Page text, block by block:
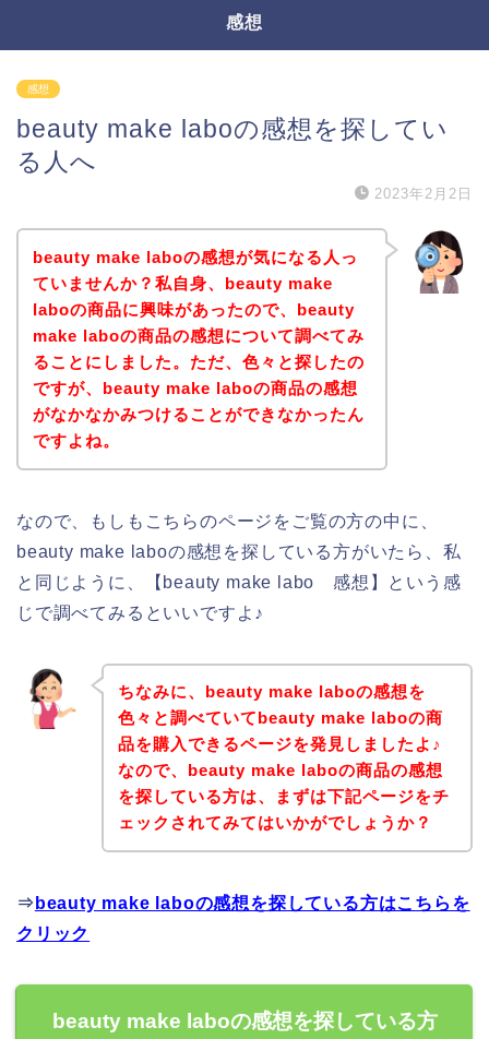
感想
感想
beauty make laboの感想を探してい
る人へ
2023年2月2日
beauty make laboの感想が気になる人っ
ていませんか？私自身、beauty make
laboの商品に興味があったので、beauty
make laboの商品の感想について調べてみ
ることにしました。ただ、色々と探したの
ですが、beauty make laboの商品の感想
がなかなかみつけることができなかったん
ですよね。
なので、もしもこちらのページをご覧の方の中に、
beauty make laboの感想を探している方がいたら、私
と同じように、【beauty make labo 感想】という感
じで調べてみるといいですよ♪
ちなみに、beauty make laboの感想を
色々と調べていてbeauty make laboの商
品を購入できるページを発見しましたよ♪
なので、beauty make laboの商品の感想
を探している方は、まずは下記ページをチ
ェックされてみてはいかがでしょうか？
⇒ beauty make laboの感想を探している方はこちらを
クリック
beauty make laboの感想を探している方